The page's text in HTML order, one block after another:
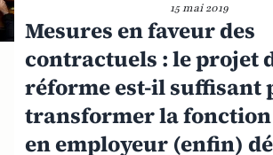
15 mai 2019
Mesures en faveur des
contractuels : le projet
réforme est-il suffisant
transformer la
en employeur (enfin)